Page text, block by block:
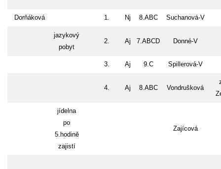
Dorňáková 1. Nj 8.ABC Suchanová-V
jazykový
pobyt
2. Aj 7.ABCD Donné-V
3. Aj 9.C Spillerová-V
4. Aj 8.ABC Vondrušková
jídelna
po
5.hodině
zajistí
Zajícová